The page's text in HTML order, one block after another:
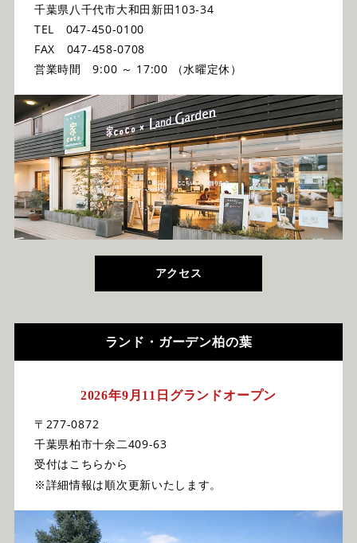
千葉県八千代市大和田新田103-34
TEL 047-450-0100
FAX 047-458-0708
営業時間 9:00 ～ 17:00 （水曜定休）
アクセス
ランド・ガーデン柏の葉
2026年9月11日グランドオープン
〒277-0872
千葉県柏市十余二409-63
受付はこちらから
※詳細情報は順次更新いたします。